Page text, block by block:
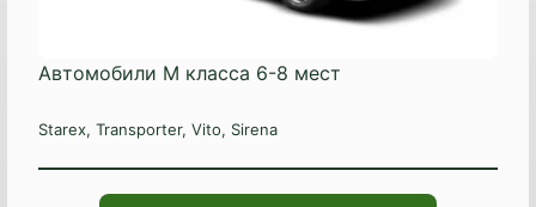
Автомобили М класса 6-8 мест
Starex, Transporter, Vito, Sirena